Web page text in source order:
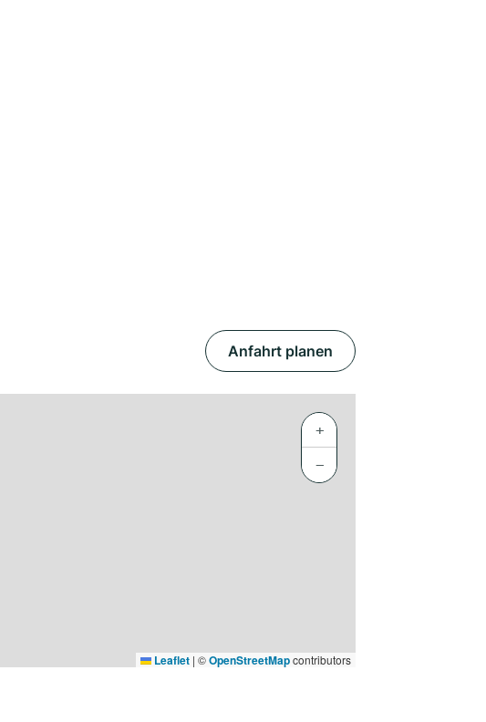
Anfahrt planen
+
−
Leaflet | ©OpenStreetMapcontributors